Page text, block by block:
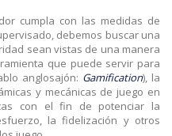
cumpla con las medidas de
debemos buscar una
sean vistas de una manera
que puede servir para
anglosajón: Gamification), la
y mecánicas de juego en
con el fin de potenciar la
la fidelización y otros